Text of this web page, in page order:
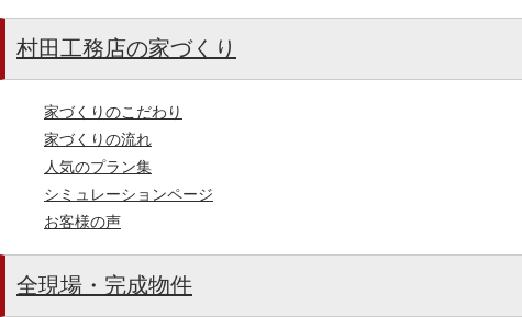
村田工務店の家づくり
家づくりのこだわり
家づくりの流れ
人気のプラン集
シミュレーションページ
お客様の声
全現場・完成物件